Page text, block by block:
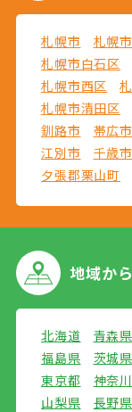
札幌市 札幌
札幌市白石区
札幌市西区
札幌市清田区
釧路市
帯広市
江別市
千歳市
夕張郡栗山町
地域か
北海道 青森県
福島県
茨城県
東京都
神奈
山梨県
長野県